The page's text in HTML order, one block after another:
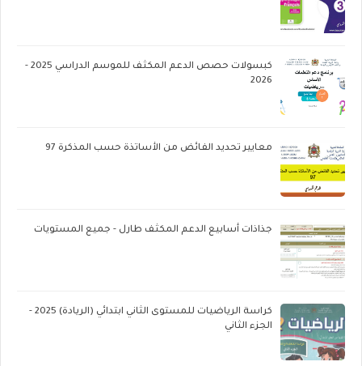
كبسولات حصص الدعم المكثف للموسم الدراسي 2025 -
2026
معايير تحديد الفائض من الأساتذة حسب المذكرة 97
جذاذات أسابيع الدعم المكثف طارل - جميع المستويات
كراسة الرياضيات للمستوى الثاني ابتدائي (الريادة) 2025 -
الجزء الثاني